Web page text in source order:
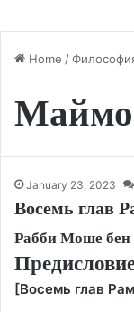
Home /
January 23, 2023
Восемь глав
Рабби Моше
[Восемь глав